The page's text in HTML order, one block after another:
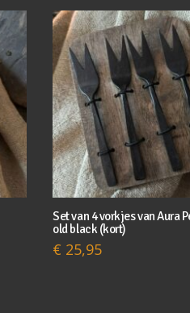
Set van 4 vorkjes van Aura
old black (kort)
€ 25,95